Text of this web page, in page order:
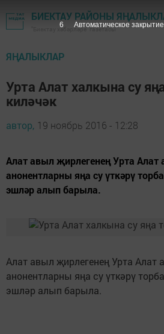
БИЕКТАУ РАЙОНЫ
"Биектау хәбәрләре" газетасы
ЯҢАЛЫКЛАР
Урта Алат халкына су
киләчәк
автор, 19 ноябрь 2016 - 12:28
Алат авыл җирлегенең Урта
анонентларны яңа су үткәрү
эшләр алып барыла.
Алат авыл җирлегенең Урта Алат
анонентларны яңа су үткәрү
эшләр алып барыла.
5 Автоматическое